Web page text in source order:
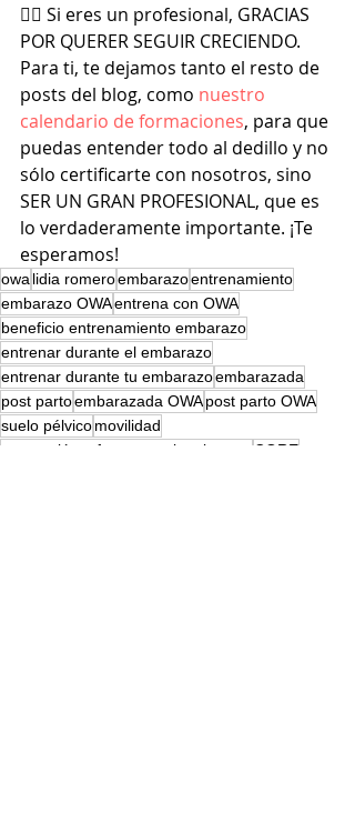
🏋️‍♀️ Si eres un profesional, GRACIAS
POR QUERER SEGUIR CRECIENDO.
Para ti, te dejamos tanto el resto de
posts del blog, como nuestro
calendario de formaciones, para que
puedas entender todo al dedillo y no
sólo certificarte con nosotros, sino
SER UN GRAN PROFESIONAL, que es
lo verdaderamente importante. ¡Te
esperamos!
owa lidia romeroembarazoentrenamiento
embarazo OWAentrena con OWA
beneficio entrenamiento embarazo
entrenar durante el embarazo
entrenar durante tu embarazoembarazada
post partoembarazada OWApost parto OWA
suelo pélvicomovilidad
core y glúteo fuerte en el embarazo
CORE